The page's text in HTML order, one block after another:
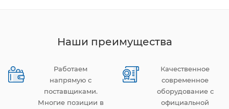
Наши преимущества
Работаем
напрямую с
поставщиками.
Многие позиции в
Качественное
современное
оборудование с
официальной